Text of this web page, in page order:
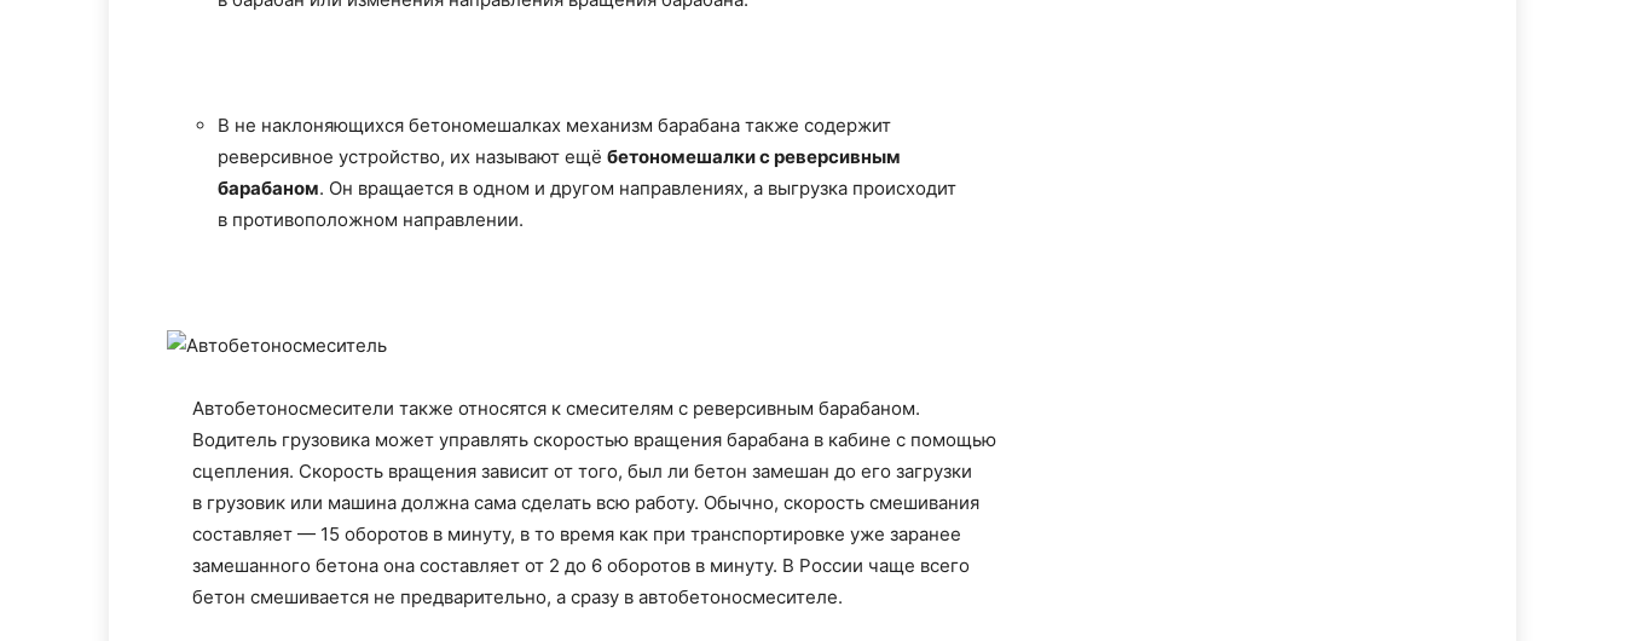
В не наклоняющихся бетономешалках механизм барабана также содержит
реверсивное устройство, их называют ещё бетономешалки с реверсивным
барабаном. Он вращается в одном и другом направлениях, а выгрузка происходит
в противоположном направлении.
Автобетоносмесители также относятся к смесителям с реверсивным барабаном.
Водитель грузовика может управлять скоростью вращения барабана в кабине с помощью
сцепления. Скорость вращения зависит от того, был ли бетон замешан до его загрузки
в грузовик или машина должна сама сделать всю работу. Обычно, скорость смешивания
составляет — 15 оборотов в минуту, в то время как при транспортировке уже заранее
замешанного бетона она составляет от 2 до 6 оборотов в минуту. В России чаще всего
бетон смешивается не предварительно, а сразу в автобетоносмесителе.